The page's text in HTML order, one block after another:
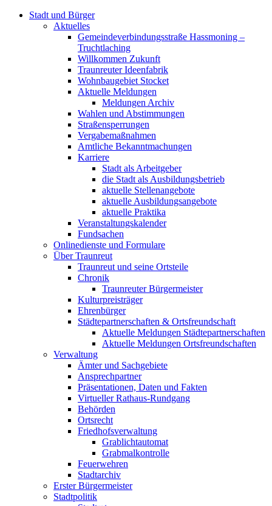
Stadt und Bürger
Aktuelles
Gemeindeverbindungsstraße Hassmoning –
Truchtlaching
Willkommen Zukunft
Traunreuter Ideenfabrik
Wohnbaugebiet Stocket
Aktuelle Meldungen
Meldungen Archiv
Wahlen und Abstimmungen
Straßensperrungen
Vergabemaßnahmen
Amtliche Bekanntmachungen
Karriere
Stadt als Arbeitgeber
die Stadt als Ausbildungsbetrieb
aktuelle Stellenangebote
aktuelle Ausbildungsangebote
aktuelle Praktika
Veranstaltungskalender
Fundsachen
Onlinedienste und Formulare
Über Traunreut
Traunreut und seine Ortsteile
Chronik
Traunreuter Bürgermeister
Kulturpreisträger
Ehrenbürger
Städtepartnerschaften & Ortsfreundschaft
Aktuelle Meldungen Städtepartnerschaften
Aktuelle Meldungen Ortsfreundschaften
Verwaltung
Ämter und Sachgebiete
Ansprechpartner
Präsentationen, Daten und Fakten
Virtueller Rathaus-Rundgang
Behörden
Ortsrecht
Friedhofsverwaltung
Grablichtautomat
Grabmalkontrolle
Feuerwehren
Stadtarchiv
Erster Bürgermeister
Stadtpolitik